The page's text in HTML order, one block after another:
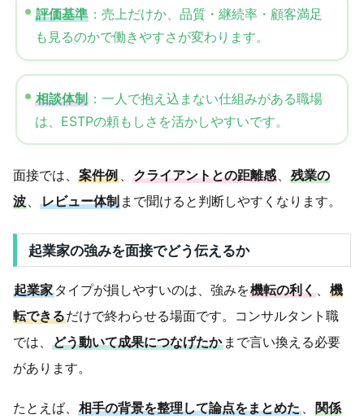
評価基準 ：売上だけか、品質・継続率・顧客満足
も見るのかで働きやすさが変わります。
相談体制 ：一人で抱え込まない仕組みがある職場
は、ESTPの頼もしさを活かしやすいです。
面接では、 案件例、 クライアントとの距離感、残業の
波、レビュー体制まで聞けると判断しやすくなります。
起業家の強みを面接でどう伝えるか
起業家タイプが損しやすいのは、強みを機転の利く、機
転できるだけで終わらせる場面です。コンサルタント職
では、 どう動いて成果につなげたかまで言い換える必要
があります。
たとえば、 相手の背景を整理して論点をまとめた、 関係